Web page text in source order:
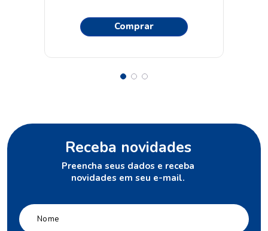
Comprar
Receba novidades
Preencha seus dados e receba
novidades em seu e-mail.